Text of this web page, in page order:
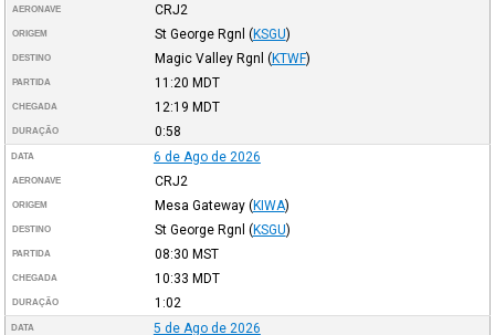
AERONAVE CRJ2
ORIGEM St George Rgnl (KSGU)
DESTINO Magic Valley Rgnl (KTWF)
PARTIDA 11:20 MDT
CHEGADA 12:19 MDT
DURAÇÃO 0:58
DATA 6 de Ago de 2026
AERONAVE CRJ2
ORIGEM Mesa Gateway (KIWA)
DESTINO St George Rgnl (KSGU)
PARTIDA 08:30 MST
CHEGADA 10:33 MDT
DURAÇÃO 1:02
DATA 5 de Ago de 2026